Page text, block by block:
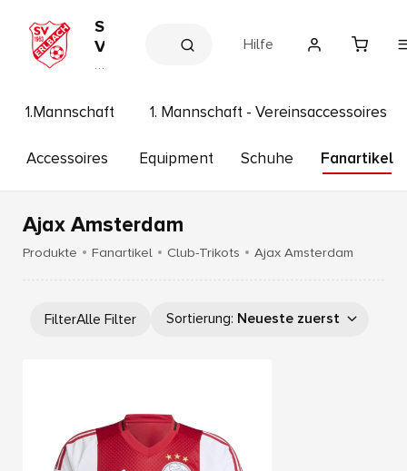
S
V
E
l
c
9
6
e
s
Hilfe
1.Mannschaft 1. Mannschaft - Vereinsaccessoires
Accessoires Equipment Schuhe Fanartikel
Ajax Amsterdam
Produkte Fanartikel Club-Trikots Ajax Amsterdam
FilterAlle Filter Sortierung: Neueste zuerst